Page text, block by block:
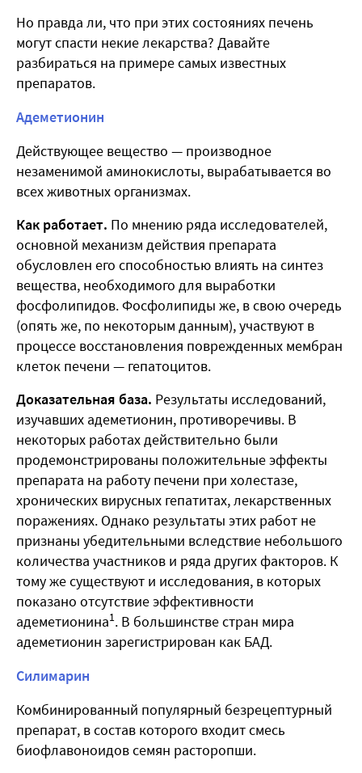
Но правда ли, что при этих состояниях печень
могут спасти некие лекарства? Давайте
разбираться на примере самых известных
препаратов.
Адеметионин
Действующее вещество — производное
незаменимой аминокислоты, вырабатывается во
всех животных организмах.
Как работает. По мнению ряда исследователей,
основной механизм действия препарата
обусловлен его способностью влиять на синтез
вещества, необходимого для выработки
фосфолипидов. Фосфолипиды же, в свою очередь
(опять же, по некоторым данным), участвуют в
процессе восстановления поврежденных мембран
клеток печени — гепатоцитов.
Доказательная база. Результаты исследований,
изучавших адеметионин, противоречивы. В
некоторых работах действительно были
продемонстрированы положительные эффекты
препарата на работу печени при холестазе,
хронических вирусных гепатитах, лекарственных
поражениях. Однако результаты этих работ не
признаны убедительными вследствие небольшого
количества участников и ряда других факторов. К
тому же существуют и исследования, в которых
показано отсутствие эффективности
адеметионина1. В большинстве стран мира
адеметионин зарегистрирован как БАД.
Силимарин
Комбинированный популярный безрецептурный
препарат, в состав которого входит смесь
биофлавоноидов семян расторопши.